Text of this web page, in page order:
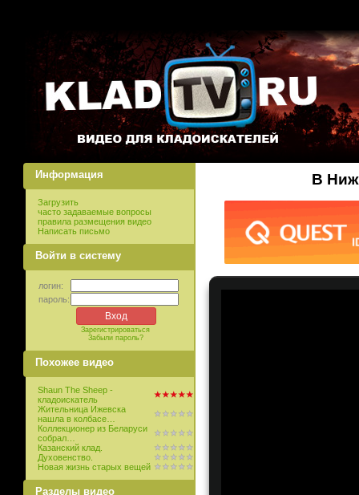
Информация
Загрузить
часто задаваемые вопросы
правила размещения видео
Написать письмо
Войти в систему
логин:
пароль:
Зарегистрироваться
Забыли пароль?
Похожее видео
Shaun The Sheep -
кладоискатель
Жительница Ижевска
нашла в колбасе…
Коллекционер из Беларуси
собрал…
Казанский клад.
Духовенство.
Новая жизнь старых вещей
Разделы видео
В